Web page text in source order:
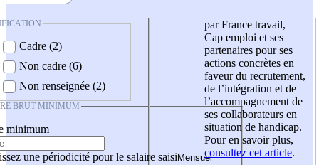
Cadre (2)
Non cadre (6)
Non renseignée (2)
BRUT MINIMUM
minimum
une périodicité pour le salaire saisi
par France travail,
Cap emploi et ses
partenaires pour ses
actions concrètes en
faveur du recrutement,
de l’intégration et de
l’accompagnement de
ses collaborateurs en
situation de handicap.
Pour en savoir plus,
consultez cet article.